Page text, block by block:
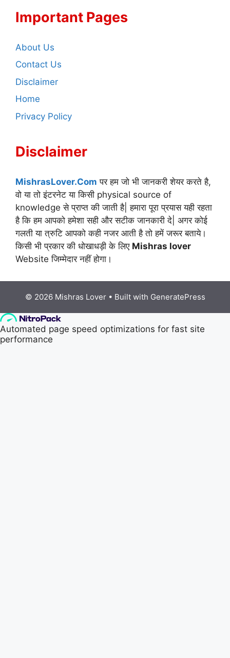
Important Pages
About Us
Contact Us
Disclaimer
Home
Privacy Policy
Disclaimer
MishrasLover.Com पर हम जो भी जानकरी शेयर करते है,
वो या तो इंटरनेट या किसी physical source of
knowledge से प्राप्त की जाती है| हमारा पूरा प्रयास यही रहता
है कि हम आपको हमेशा सही और सटीक जानकारी दे| अगर कोई
गलती या त्रुटि आपको कही नजर आती है तो हमें जरूर बताये।
किसी भी प्रकार की धोखाधड़ी के लिए Mishras lover
Website जिम्मेदार नहीं होगा।
© 2026 Mishras Lover• Built with GeneratePress